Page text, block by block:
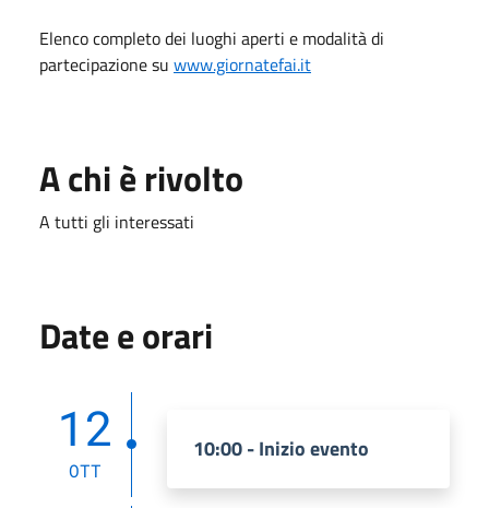
Elenco completo dei luoghi aperti e modalità di
partecipazione su www.giornatefai.it
A chi è rivolto
A tutti gli interessati
Date e orari
12
OTT
10:00 - Inizio evento